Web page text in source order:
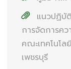
แนวปฏิบั
การจัดการค
คณะเทคโนโ
เพชรบุรี